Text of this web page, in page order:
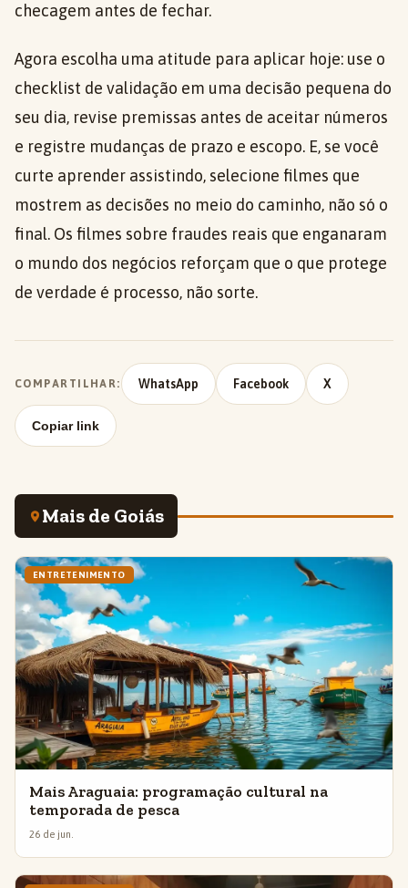
checagem antes de fechar.
Agora escolha uma atitude para aplicar hoje: use o
checklist de validação em uma decisão pequena do
seu dia, revise premissas antes de aceitar números
e registre mudanças de prazo e escopo. E, se você
curte aprender assistindo, selecione filmes que
mostrem as decisões no meio do caminho, não só o
final. Os filmes sobre fraudes reais que enganaram
o mundo dos negócios reforçam que o que protege
de verdade é processo, não sorte.
COMPARTILHAR: WhatsApp Facebook X
Copiar link
Mais de Goiás
ENTRETENIMENTO
Mais Araguaia: programação cultural na
temporada de pesca
26 de jun.